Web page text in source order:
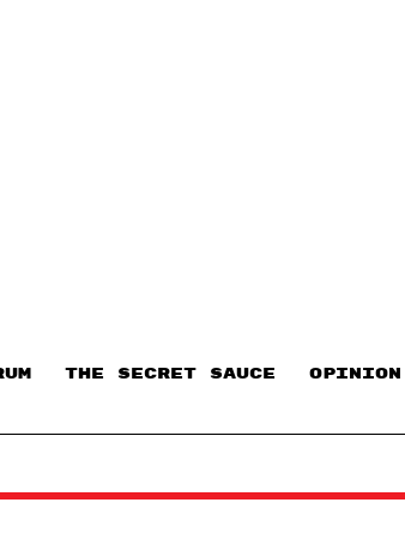
THE SECRET SAUCE​ OPINION